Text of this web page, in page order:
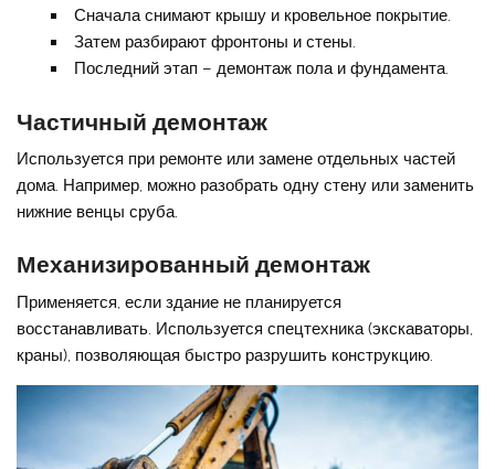
Сначала снимают крышу и кровельное покрытие.
Затем разбирают фронтоны и стены.
Последний этап – демонтаж пола и фундамента.
Частичный демонтаж
Используется при ремонте или замене отдельных частей
дома. Например, можно разобрать одну стену или заменить
нижние венцы сруба.
Механизированный демонтаж
Применяется, если здание не планируется
восстанавливать. Используется спецтехника (экскаваторы,
краны), позволяющая быстро разрушить конструкцию.